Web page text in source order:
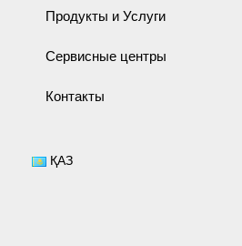
Продукты и Услуги
Сервисные центры
Контакты
ҚАЗ